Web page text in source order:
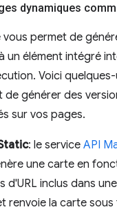
dynamiques
permet de
un élément intégré
Voici
de générer des
sur vos pages.
: le service API
une carte en
d'URL inclus dans
renvoie la carte